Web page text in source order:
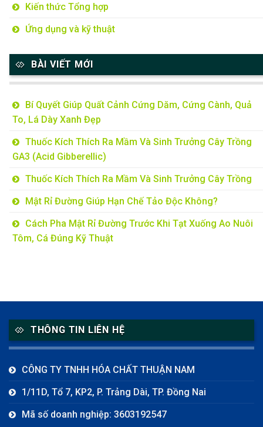
Kiến thức Tổng hợp
Ứng dụng và kỹ thuật
BÀI VIẾT MỚI
Bí Quyết Giúp Quất Cảnh Cứng Dăm, Cứng Cành, Quả
To, Lá Dày Xanh Đẹp
Thuốc Kích Thích Ra Mầm Và Sinh Trưởng Cây Trồng
GA3 (Acid Gibberellic)
Thuốc Kích Thích Ra Mầm Và Sinh Trưởng Cây Trồng
Mật Rỉ Đường Giúp Hạn Chế Tảo Độc Không?
Cách Pha Mật Rỉ Đường Trước Khi Tạt Xuống Ao Nuôi
Tôm, Cá Đúng Kỹ Thuật
THÔNG TIN LIÊN HỆ
CÔNG TY TNHH HÓA CHẤT THUẬN NAM
1/11D, Tổ 7, KP2, P. Trảng Dài, TP. Đồng Nai
Mã số doanh nghiệp: 3603192547